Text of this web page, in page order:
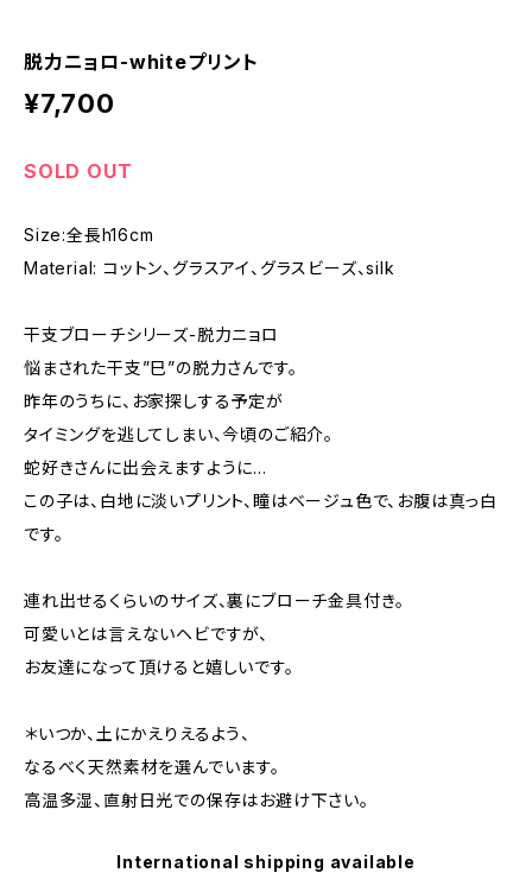
脱力ニョロ-whiteプリント
¥7,700
SOLD OUT
Size:全長h16cm
Material: コットン、グラスアイ、グラスビーズ、silk
干支ブローチシリーズ-脱力ニョロ
悩まされた干支”巳”の脱力さんです。
昨年のうちに、お家探しする予定が
タイミングを逃してしまい、今頃のご紹介。
蛇好きさんに出会えますように…
この子は、白地に淡いプリント、瞳はベージュ色で、お腹は真っ白
です。
連れ出せるくらいのサイズ、裏にブローチ金具付き。
可愛いとは言えないヘビですが、
お友達になって頂けると嬉しいです。
＊いつか、土にかえりえるよう、
なるべく天然素材を選んでいます。
高温多湿、直射日光での保存はお避け下さい。
International shipping available